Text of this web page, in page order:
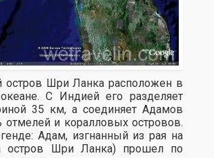
остров Шри Ланка расположен в
С Индией его разделяет
35 км, а соединяет Адамов
и коралловых островов.
Адам, изгнанный из рая на
Шри Ланка) прошел по